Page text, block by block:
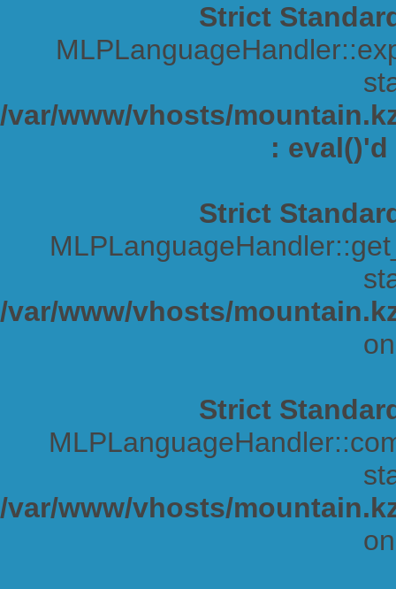
Strict
/var/www/vhosts/
:
Strict
/var/www/vhosts/
Strict
/var/www/vhosts/